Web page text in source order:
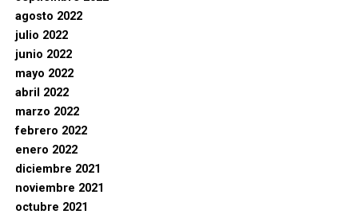
agosto 2022
julio 2022
junio 2022
mayo 2022
abril 2022
marzo 2022
febrero 2022
enero 2022
diciembre 2021
noviembre 2021
octubre 2021